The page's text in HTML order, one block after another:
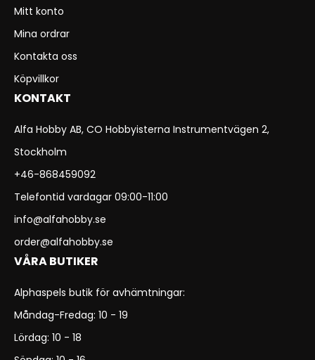
Mitt konto
Mina ordrar
Kontakta oss
Köpvillkor
KONTAKT
Alfa Hobby AB, CO Hobbyisterna Instrumentvägen 2,
Stockholm
+46-868459092
Telefontid vardagar 09:00-11:00
info@alfahobby.se
order@alfahobby.se
VÅRA BUTIKER
Alphaspels butik för avhämtningar:
Måndag-Fredag: 10 - 19
Lördag: 10 - 18